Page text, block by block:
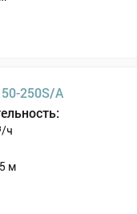
250S/A
ч
м